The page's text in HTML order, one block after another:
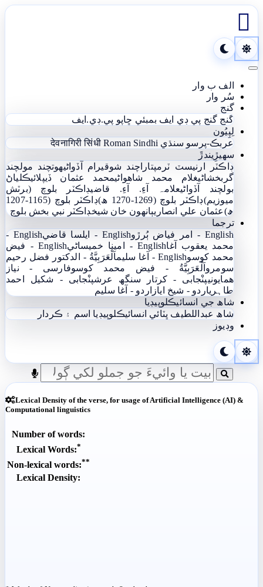

Toggle navigation
الف ب وار
سُر وار
گنج
گنج گنج پي ڊي ايف بمبئي ڇاپو پي.ڊي.ايف
لِپِيُون
عربڪ-پرسو سنڌي
देवनागिरी सिंधी Roman Sindhi
سھيڙِيندڙَ
ڊاڪٽر ارنيسٽ ٽرمپتاراچند شوقيرام آڏواڻيھوتچند مولچند
گربخشاڻيغلام محمد شاھواڻيمحمد عثمان ڏيپلائيڪلياڻ
بولچند آڏواڻيعلامہ آءِ. آءِ. قاضيڊاڪٽر بلوچ (برٽش
ميوزيم)ڊاڪٽر بلوچ (1269-1270 ھ)
ڊاڪٽر بلوچ (1165-1207
ھ)عثمان علي انصاريٻانهون خان شيخڊاڪٽر نبي بخش بلوچ
ترجما
English - امر فياض ٻُرڙو
English - ايلسا قاضي
English -
محمد يعقوب آغاEnglish - امينا خميساڻي
English - فيض
محمد کوسوEnglish - آغا سليم
اَلْعَرَبِيَّةُ - الدکتور فضل رحیم
سومرو اَلْعَرَبِيَّةُ - فيض محمد کوسوفارسی - نياز
ھمايونيپنْجابی - کرتار سنگھ عرشپنْجابی - شکیل احمد
طاہریاردو - شيخ اياز اردو - آغا سليم
شاھ جي انسائيڪلوپيڊيا
شاھ عبداللطيف ڀٽائي انسائيڪلوپيڊيا اسم ۽ ڪردار
وڊيوز
Lexical Density of the verse, for usage of Artificial Intelligence (AI) &
Computational linguistics
Number of words:
Lexical Words:*
Non-lexical words:**
Lexical Density: